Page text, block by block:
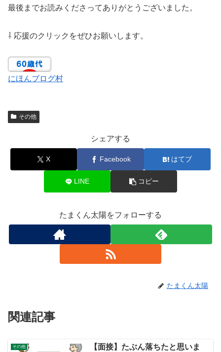
最後までお読みくださってありがとうございました。
⇩ 応援のクリックをぜひお願いします。
にほんブログ村
その他
シェアする
X Facebook はてブ
LINE コピー
たまくん太陽をフォローする
たまくん太陽
関連記事
その他
【面接】たぶん落ちたと思いま